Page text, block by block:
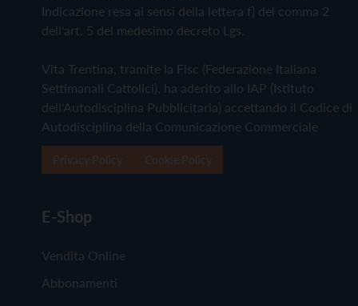
Indicazione resa ai sensi della lettera f) del comma 2
dell'art. 5 del medesimo decreto Lgs.
Vita Trentina, tramite la Fisc (Federazione Italiana
Settimanali Cattolici), ha aderito allo IAP (Istituto
dell'Autodisciplina Pubblicitaria) accettando il Codice di
Autodisciplina della Comunicazione Commerciale
E-Shop
Vendita Online
Abbonamenti